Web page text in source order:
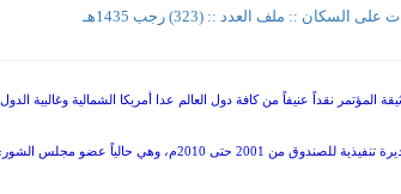
السكان :: ملف العدد :: (323) رجب 1435هـ